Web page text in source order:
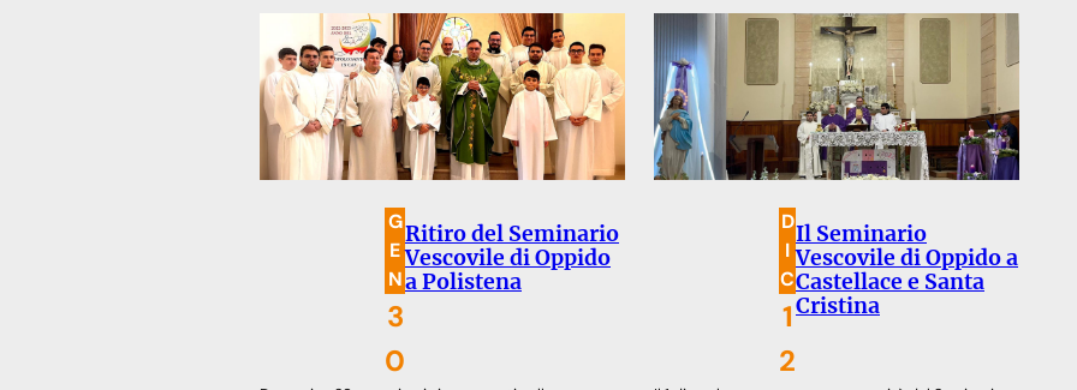
G
E
N
3
0
Ritiro del Seminario
Vescovile di Oppido
a Polistena
D
I
C
1
2
Il Seminario
Vescovile di Oppido a
Castellace e Santa
Cristina